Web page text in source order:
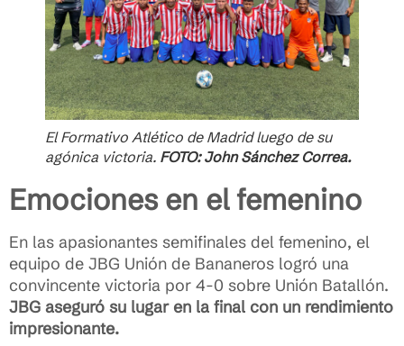
El Formativo Atlético de Madrid luego de su
agónica victoria. FOTO: John Sánchez Correa.
Emociones en el femenino
En las apasionantes semifinales del femenino, el
equipo de JBG Unión de Bananeros logró una
convincente victoria por 4-0 sobre Unión Batallón.
JBG aseguró su lugar en la final con un rendimiento
impresionante.